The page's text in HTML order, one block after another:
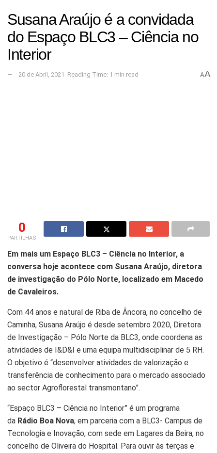
Susana Araújo é a convidada
do Espaço BLC3 – Ciência no
Interior
20 de Abril, 2021 Reading Time: 1 min read AA
0
PARTILHAS
Em mais um Espaço BLC3 – Ciência no Interior, a
conversa hoje acontece com Susana Araújo, diretora
de investigação do Pólo Norte, localizado em Macedo
de Cavaleiros.
Com 44 anos e natural de Riba de Âncora, no concelho de
Caminha, Susana Araújo é desde setembro 2020, Diretora
de Investigação – Pólo Norte da BLC3, onde coordena as
atividades de I&D&I e uma equipa multidisciplinar de 5 RH.
O objetivo é “desenvolver atividades de valorização e
transferência de conhecimento para o mercado associado
ao sector Agroflorestal transmontano”.
“Espaço BLC3 – Ciência no Interior” é um programa
da Rádio Boa Nova, em parceria com a BLC3- Campus de
Tecnologia e Inovação, com sede em Lagares da Beira, no
concelho de Oliveira do Hospital. Para ouvir às terças e